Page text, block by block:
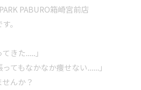
PABURO箱崎宮前店
。
きた.....」
てもなかなか痩せない......」
んか？